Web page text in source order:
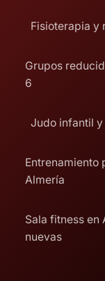
Fisioterapia y
Grupos
6
Judo infantil y
Entrenamiento
Almería
Sala fitness en
nuevas